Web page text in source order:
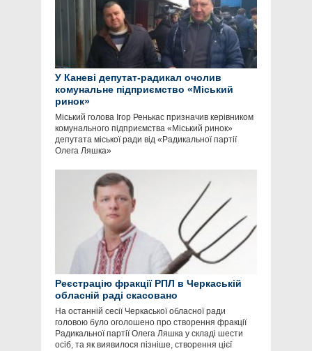
У Каневі депутат-радикал очолив
комунальне підприємство «Міський
ринок»
Міський голова Ігор Ренькас призначив керівником
комунального підприємства «Міський ринок»
депутата міської ради від «Радикальної партії
Олега Ляшка»
Реєстрацію фракції РПЛ в Черкаській
обласній раді скасовано
На останній сесії Черкаської обласної ради
головою було оголошено про створення фракції
Радикальної партії Олега Ляшка у складі шести
осіб, та як виявилося пізніше, створення цієї